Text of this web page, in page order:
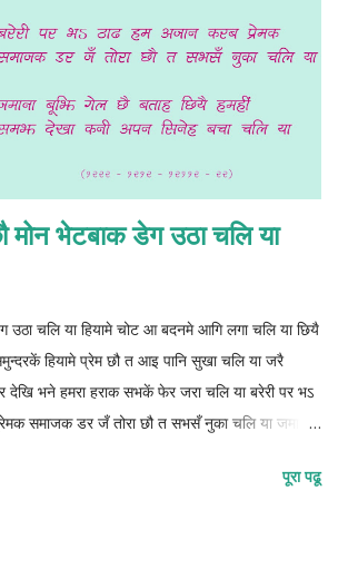
भेटबाक डेग उठा चलि या
उठा चलि या हियामे चोट आ बदनमे आगि लगा चलि या छियै
हियामे प्रेम छौ त आइ पानि सुखा चलि या जरै
देखि भने हमरा हराक सभकें‌ फेर जरा चलि या बरेरी पर भऽ
समाजक डर जँ तोरा छौ त सभसँ नुका चलि या जमाना
कुमार कर्ण
पूरा पढू